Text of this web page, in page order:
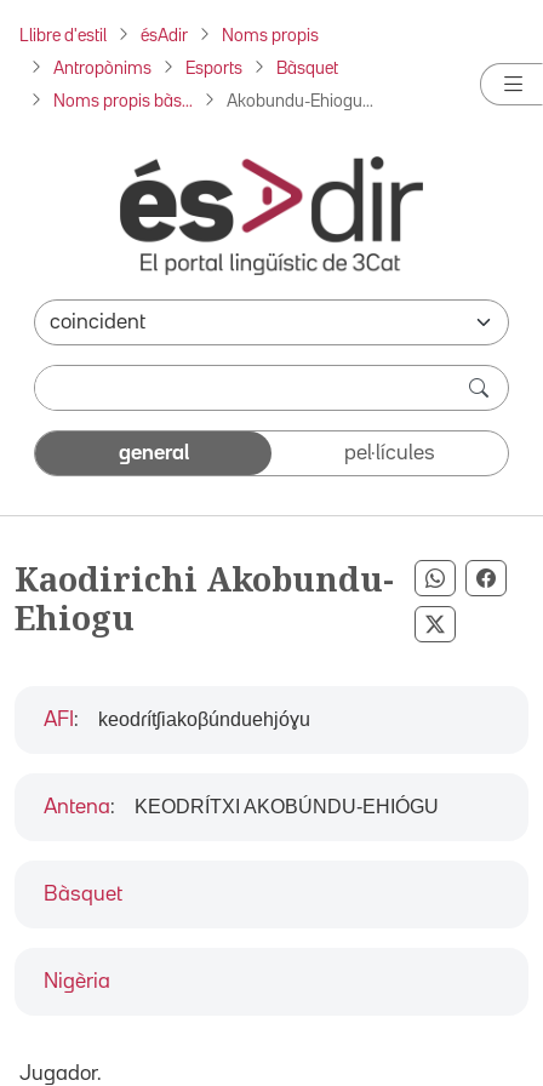
Llibre d'estil ésAdir Noms propis
Antropònims Esports Bàsquet
Noms propis bàs... Akobundu-Ehiogu...
general pel·lícules
Kaodirichi Akobundu-
Ehiogu
Compartir
Compartir
Bàsquet
Nigèria
AFI : keodɾítʃiakoβúnduehjóɣu
Antena: KEODRÍTXI AKOBÚNDU-EHIÓGU
Jugador.